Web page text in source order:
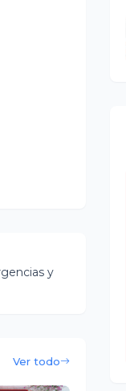
y
Ver todo